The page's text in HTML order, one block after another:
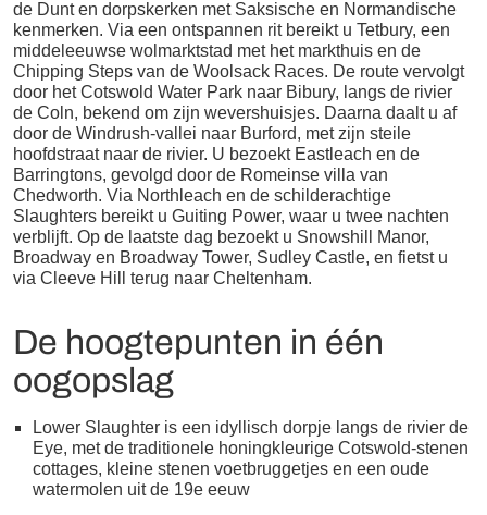
de Dunt en dorpskerken met Saksische en Normandische
kenmerken. Via een ontspannen rit bereikt u Tetbury, een
middeleeuwse wolmarktstad met het markthuis en de
Chipping Steps van de Woolsack Races. De route vervolgt
door het Cotswold Water Park naar Bibury, langs de rivier
de Coln, bekend om zijn wevershuisjes. Daarna daalt u af
door de Windrush-vallei naar Burford, met zijn steile
hoofdstraat naar de rivier. U bezoekt Eastleach en de
Barringtons, gevolgd door de Romeinse villa van
Chedworth. Via Northleach en de schilderachtige
Slaughters bereikt u Guiting Power, waar u twee nachten
verblijft. Op de laatste dag bezoekt u Snowshill Manor,
Broadway en Broadway Tower, Sudley Castle, en fietst u
via Cleeve Hill terug naar Cheltenham.
De hoogtepunten in één
oogopslag
Lower Slaughter is een idyllisch dorpje langs de rivier de
Eye, met de traditionele honingkleurige Cotswold‑stenen
cottages, kleine stenen voetbruggetjes en een oude
watermolen uit de 19e eeuw